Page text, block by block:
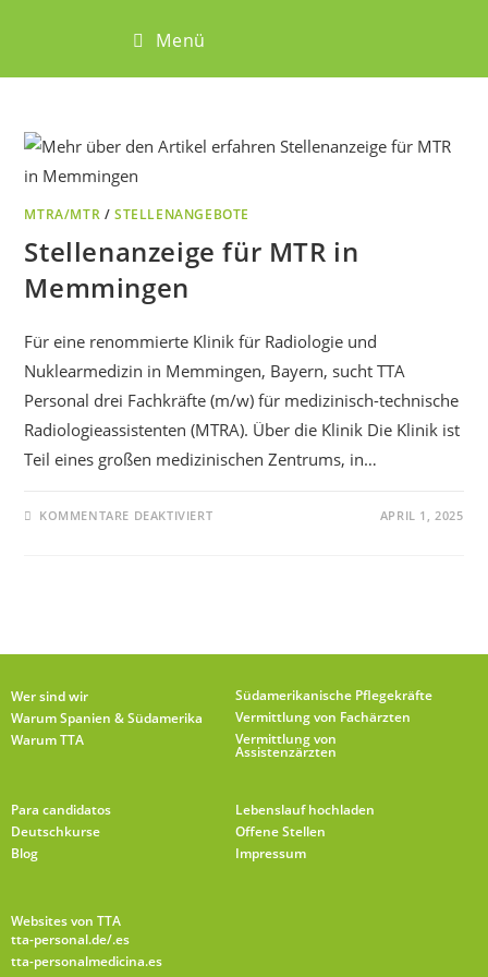
Menü
MTRA/MTR /STELLENANGEBOTE
Stellenanzeige für MTR in
Memmingen
Für eine renommierte Klinik für Radiologie und
Nuklearmedizin in Memmingen, Bayern, sucht TTA
Personal drei Fachkräfte (m/w) für medizinisch-technische
Radiologieassistenten (MTRA). Über die Klinik Die Klinik ist
Teil eines großen medizinischen Zentrums, in…
KOMMENTARE DEAKTIVIERT APRIL 1, 2025
Wer sind wir
Warum Spanien & Südamerika
Warum TTA
Südamerikanische Pflegekräfte
Vermittlung von Fachärzten
Vermittlung von
Assistenzärzten
Para candidatos
Deutschkurse
Blog
Lebenslauf hochladen
Offene Stellen
Impressum
Websites von TTA
tta-personal.de/.es
tta-personalmedicina.es